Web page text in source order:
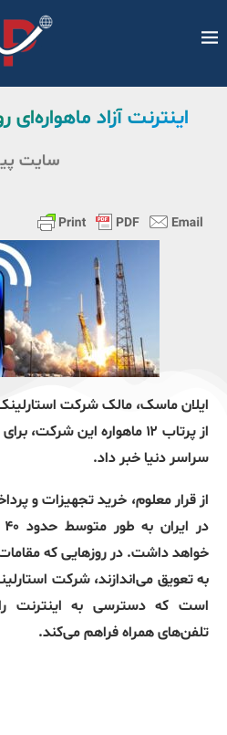
اینترنت آزاد
سایت
ایلان ماسک، مالک شرکت
از پرتاب ۱۲ ماهواره این
سراسر دنیا خبر داد.
از قرار معلوم، خرید تجهیزات و
خواهد داشت. در روزهایی که
به تعویق می‌اندازند، شرکت
است که دسترسی به اینترنت
تلفن‌های همراه فراهم می‌کند.